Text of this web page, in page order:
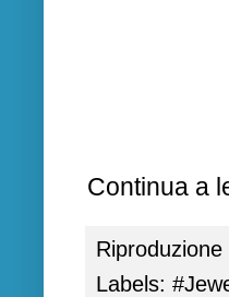
Continua a
Labels: